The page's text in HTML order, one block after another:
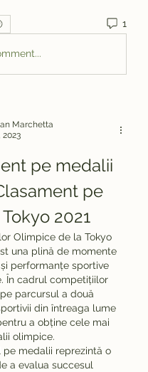
1
Marchetta
2023
pe medalii
pe
2021
Olimpice de la Tokyo
una plină de momente
performanțe sportive
În cadrul competițiilor
parcursul a două
din întreaga lume
a obține cele mai
olimpice.
pe medalii reprezintă o
a evalua succesul